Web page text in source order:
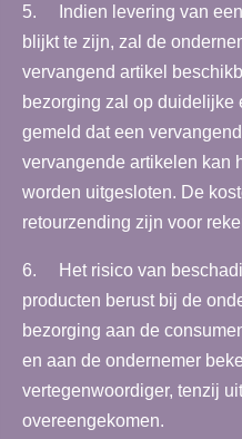
5. Indien levering van
blijkt te zijn, zal de
vervangend artikel
bezorging zal op
gemeld dat een
vervangende artikelen kan
worden uitgesloten. De
retourzending zijn voor
6. Het risico van
producten berust bij de
bezorging aan de
en aan de ondernemer
vertegenwoordiger, tenzij
overeengekomen.